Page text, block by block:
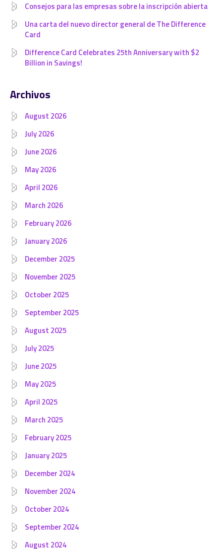
Consejos para las empresas sobre la inscripción abierta
Una carta del nuevo director general de The Difference
Card
Difference Card Celebrates 25th Anniversary with $2
Billion in Savings!
Archivos
August 2026
July 2026
June 2026
May 2026
April 2026
March 2026
February 2026
January 2026
December 2025
November 2025
October 2025
September 2025
August 2025
July 2025
June 2025
May 2025
April 2025
March 2025
February 2025
January 2025
December 2024
November 2024
October 2024
September 2024
August 2024